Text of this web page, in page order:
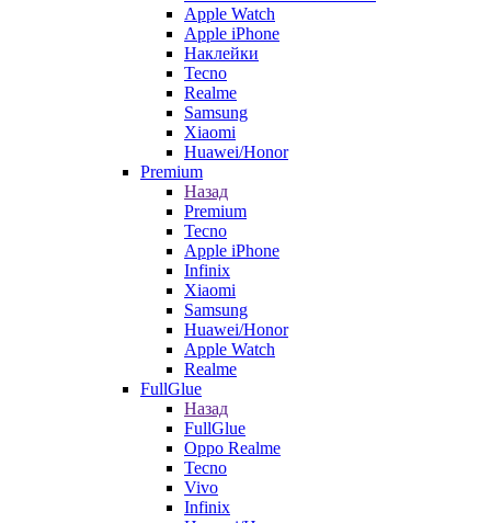
Apple Watch
Apple iPhone
Наклейки
Tecno
Realme
Samsung
Xiaomi
Huawei/Honor
Premium
Назад
Premium
Tecno
Apple iPhone
Infinix
Xiaomi
Samsung
Huawei/Honor
Apple Watch
Realme
FullGlue
Назад
FullGlue
Oppo Realme
Tecno
Vivo
Infinix